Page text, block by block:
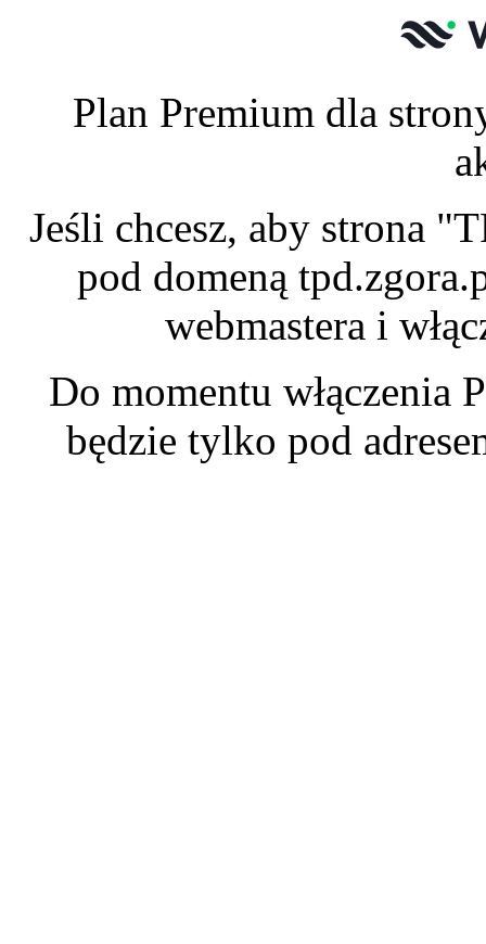
Plan Premium dla
Jeśli chcesz, aby strona
pod domeną
webmastera i
Do momentu włączenia
będzie tylko pod